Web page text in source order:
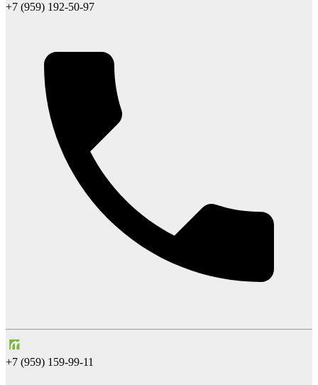
+7 (959) 192-50-97
+7 (959) 159-99-11